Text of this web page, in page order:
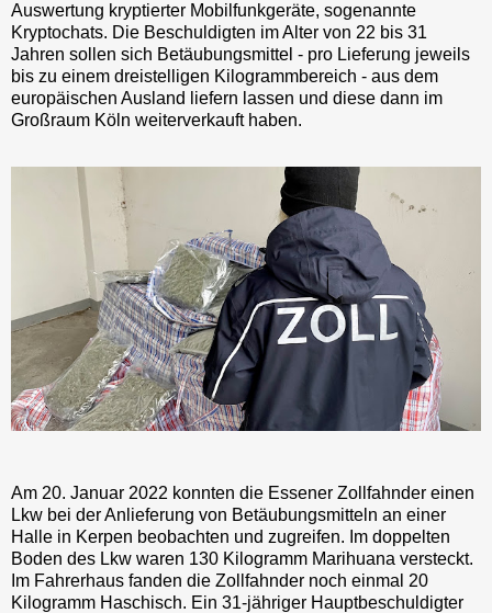
Auswertung kryptierter Mobilfunkgeräte, sogenannte
Kryptochats. Die Beschuldigten im Alter von 22 bis 31
Jahren sollen sich Betäubungsmittel - pro Lieferung jeweils
bis zu einem dreistelligen Kilogrammbereich - aus dem
europäischen Ausland liefern lassen und diese dann im
Großraum Köln weiterverkauft haben.
Am 20. Januar 2022 konnten die Essener Zollfahnder einen
Lkw bei der Anlieferung von Betäubungsmitteln an einer
Halle in Kerpen beobachten und zugreifen. Im doppelten
Boden des Lkw waren 130 Kilogramm Marihuana versteckt.
Im Fahrerhaus fanden die Zollfahnder noch einmal 20
Kilogramm Haschisch. Ein 31-jähriger Hauptbeschuldigter